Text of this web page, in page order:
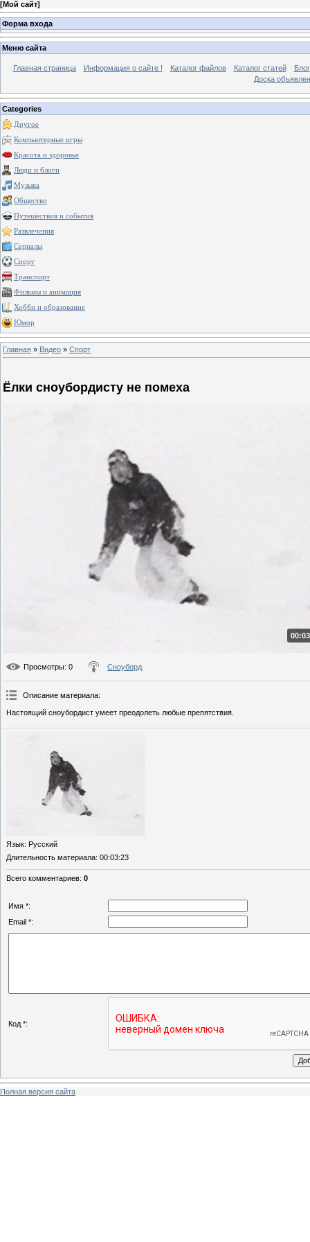
[Мой сайт]
Форма входа
Меню сайта
Главная страница Информация о сайте ! Каталог файлов Каталог статей
Блог
Доска
Categories
Другое
Компьютерные игры
Красота и здоровье
Люди и блоги
Музыка
Общество
Путешествия и события
Развлечения
Сериалы
Спорт
Транспорт
Фильмы и анимация
Хобби и образование
Юмор
Главная » Видео » Спорт
Ёлки сноубордисту не помеха
Просмотры: 0 Сноуборд
Описание материала:
Настоящий сноубордист умеет преодолеть любые препятствия.
Язык: Русский
Длительность материала: 00:03:23
Всего комментариев: 0
Имя *:
Email *:
Код *:
Полная версия сайта